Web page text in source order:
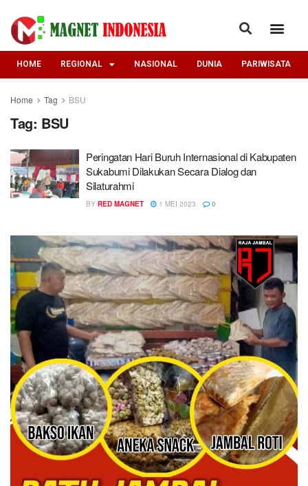
HOME REGIONAL NASIONAL DUNIA PARIWISATA
Home Tag BSU
Tag: BSU
Peringatan Hari Buruh Internasional di Kabupaten
Sukabumi Dilakukan Secara Dialog dan
Silaturahmi
BY RED MAGNET 1 MEI 2023 0